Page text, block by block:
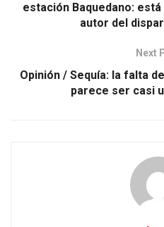
estación Baquedano:
autor del
Next
Opinión / Sequía: la falta
parece ser casi